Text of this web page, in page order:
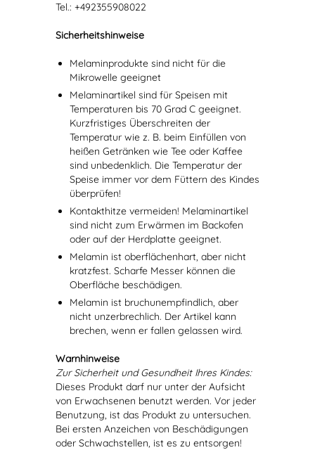
Tel.: +492355908022
Sicherheitshinweise
Melaminprodukte sind nicht für die
Mikrowelle geeignet
Melaminartikel sind für Speisen mit
Temperaturen bis 70 Grad C geeignet.
Kurzfristiges Überschreiten der
Temperatur wie z. B. beim Einfüllen von
heißen Getränken wie Tee oder Kaffee
sind unbedenklich. Die Temperatur der
Speise immer vor dem Füttern des Kindes
überprüfen!
Kontakthitze vermeiden! Melaminartikel
sind nicht zum Erwärmen im Backofen
oder auf der Herdplatte geeignet.
Melamin ist oberflächenhart, aber nicht
kratzfest. Scharfe Messer können die
Oberfläche beschädigen.
Melamin ist bruchunempfindlich, aber
nicht unzerbrechlich. Der Artikel kann
brechen, wenn er fallen gelassen wird.
Warnhinweise
Zur Sicherheit und Gesundheit Ihres Kindes:
Dieses Produkt darf nur unter der Aufsicht
von Erwachsenen benutzt werden. Vor jeder
Benutzung, ist das Produkt zu untersuchen.
Bei ersten Anzeichen von Beschädigungen
oder Schwachstellen, ist es zu entsorgen!